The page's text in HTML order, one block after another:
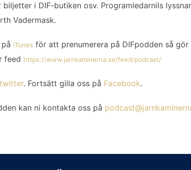
biljetter i DIF-butiken osv. Programledarnils
Vadermask.
iTunes för att prenumerera på DIFpodden så
feed https://www.jarnkaminerna.se/feed/podcast/
. Fortsätt gilla oss på Facebook.
kan ni kontakta oss på